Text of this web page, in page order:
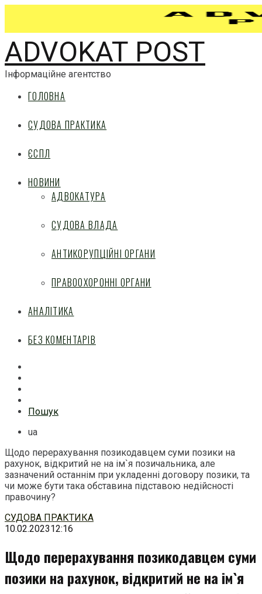
ADVOKAT POST
Інформаційне агентство
ГОЛОВНА
СУДОВА ПРАКТИКА
ЄСПЛ
НОВИНИ
АДВОКАТУРА
СУДОВА ВЛАДА
АНТИКОРУПЦІЙНІ ОРГАНИ
ПРАВООХОРОННІ ОРГАНИ
АНАЛІТИКА
БЕЗ КОМЕНТАРІВ
Пошук
ua
Щодо перерахування позикодавцем суми позики на
рахунок, відкритий не на ім`я позичальника, але
зазначений останнім при укладенні договору позики, та
чи може бути така обставина підставою недійсності
правочину?
Перейти
до
СУДОВА ПРАКТИКА
10.02.202312:16
Щодо перерахування позикодавцем суми
позики на рахунок, відкритий не на ім`я